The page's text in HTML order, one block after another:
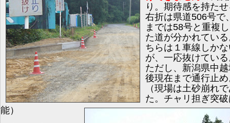
り。期待感を持た
右折は県道506号で
までは58号と重複
た道が分かれてい
ちらは１車線しか
が、一応抜けてい
ただし、新潟県中
後現在まで通行止
（現場は土砂崩れ
た。チャリ担ぎ突
能）